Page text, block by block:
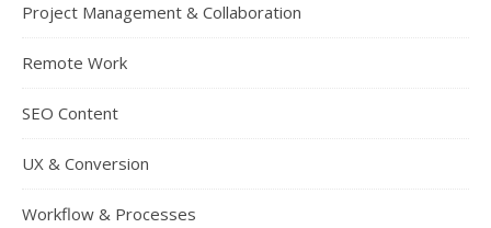
Project Management & Collaboration
Remote Work
SEO Content
UX & Conversion
Workflow & Processes